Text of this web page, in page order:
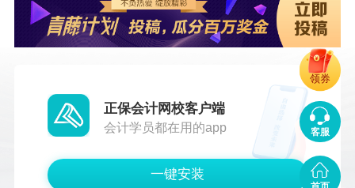
正保会计网校客户端
会计学员都在用的app
一键安装
客服
领券